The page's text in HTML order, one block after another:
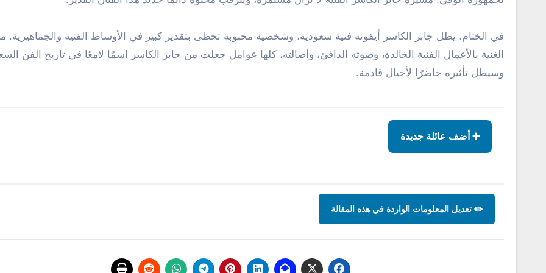
في الختام، يظل جابر الكاسر أيقونة فنية سعودية، وشخصية محبوبة تحظى بتقدير كبير في الأوساط الفنية والجماهيرية.
الغنية بالأعمال الفنية الخالدة، وصوته الدافئ، وأصالته، كلها عوامل جعلت من جابر الكاسر اسمًا لامعًا في تاريخ الفن
وسيظل تأثيره حاضرًا لأجيال قادمة.
➕ أضف عائلة جديدة
✏️ تعديل المعلومات الواردة في هذه المقالة